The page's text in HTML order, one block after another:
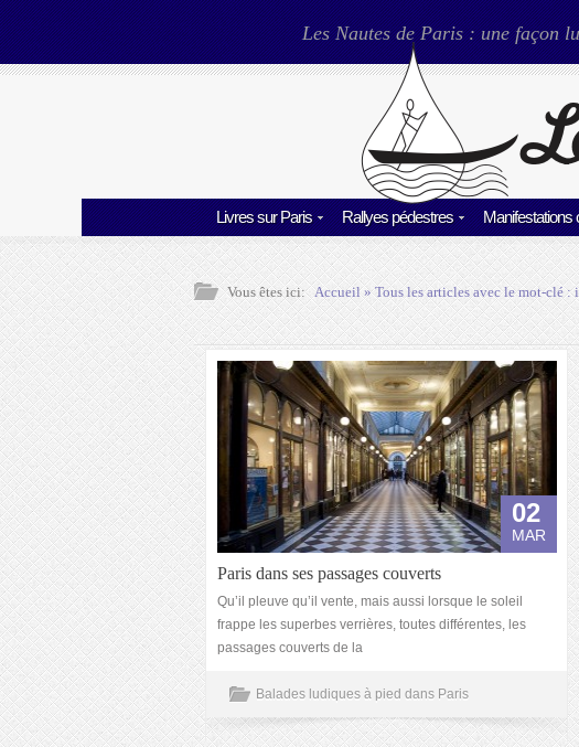
Les Nautes de Paris : une façon
Livres sur Paris Rallyes pédestres Manifestations
Vous êtes ici: Accueil» Tous les articles avec le mot-clé :
02
MAR
Paris dans ses passages couverts
Qu’il pleuve qu’il vente, mais aussi lorsque le soleil
frappe les superbes verrières, toutes différentes, les
passages couverts de la
Balades ludiques à pied dans Paris